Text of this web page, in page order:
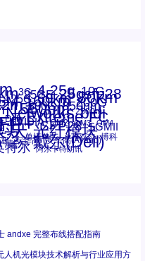
3G 4.25g 10G
25GE 25gsfp28
60km 80km
160km 200G
800G 850nm
1550nm 2500m
Networks bidi
Dell Extreme FC
NVIDIA OM2 OM3 OM4
SFP28 SGMII
块 光纤模块
为 单模单芯 单模双芯 博科
模 安华高 安华高(Avago)
戴尔 戴尔(Dell)
特尔 阿尔卡特朗讯
andxe 完整布线搭配指南
机光模块技术解析与行业应用方